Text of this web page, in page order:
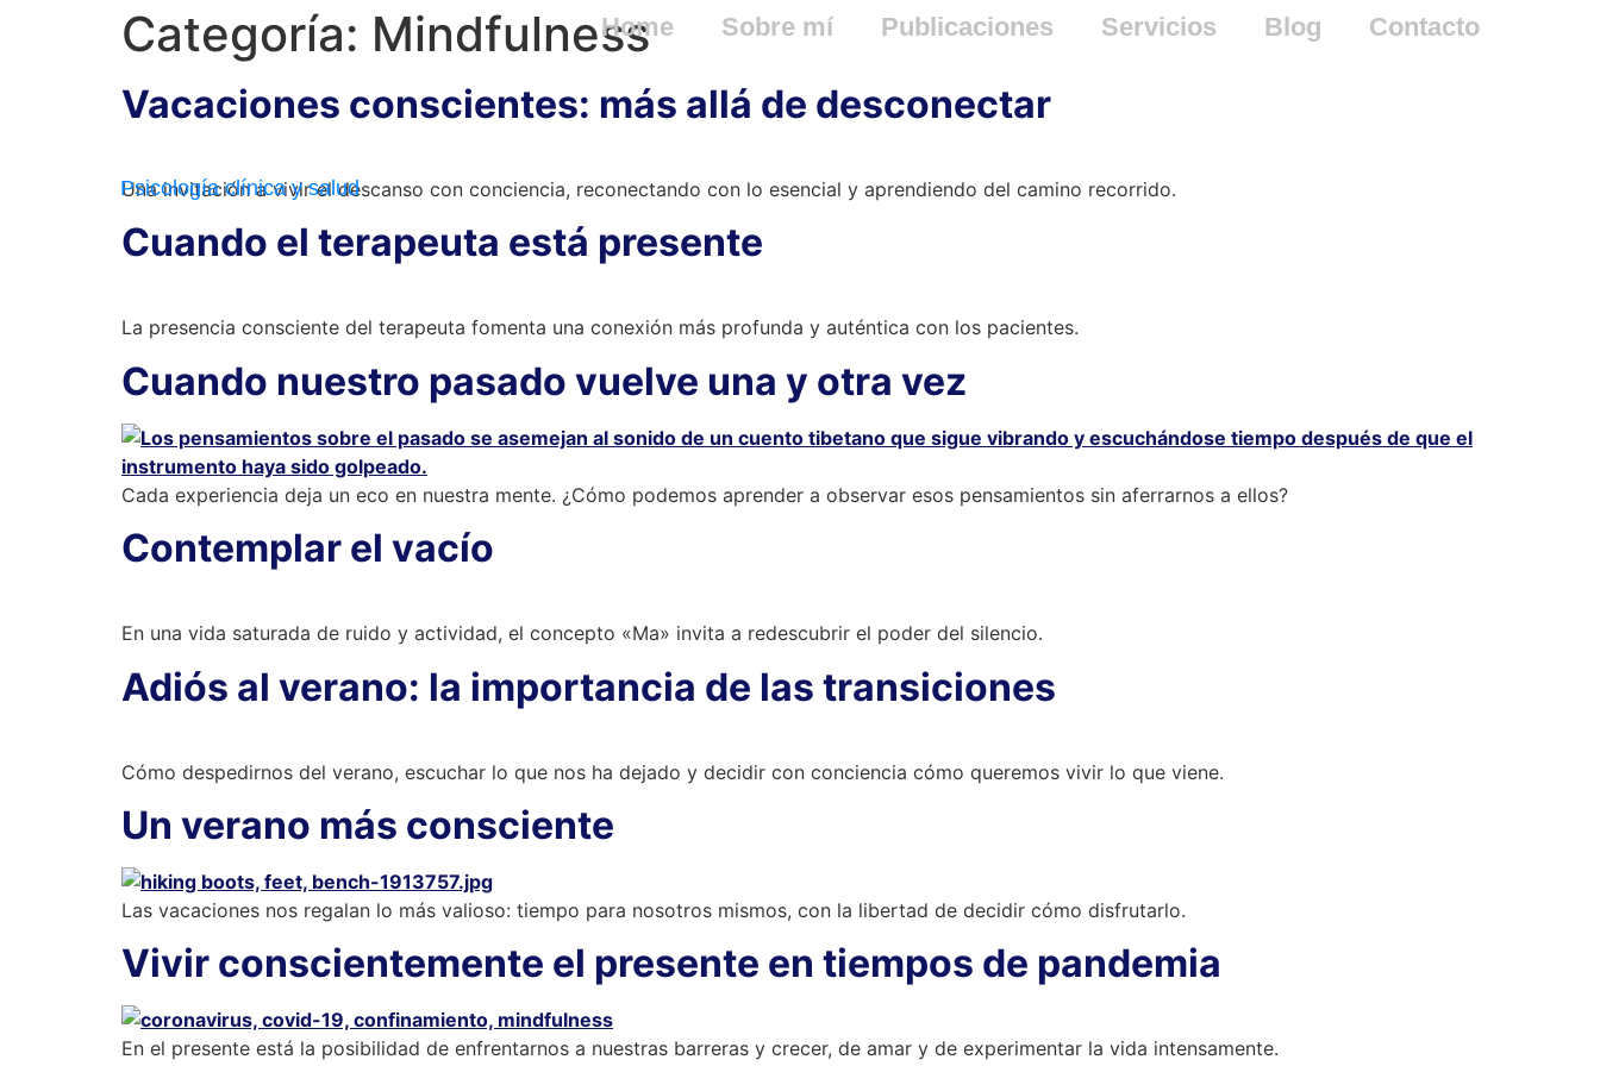
Psicología clínica y salud
Home Sobre mí Publicaciones Servicios Blog Contacto
Categoría: Mindfulness
Vacaciones conscientes: más allá de desconectar
Una invitación a vivir el descanso con conciencia, reconectando con lo esencial y aprendiendo del camino recorrido.
Cuando el terapeuta está presente
La presencia consciente del terapeuta fomenta una conexión más profunda y auténtica con los pacientes.
Cuando nuestro pasado vuelve una y otra vez
Cada experiencia deja un eco en nuestra mente. ¿Cómo podemos aprender a observar esos pensamientos sin aferrarnos a ellos?
Contemplar el vacío
En una vida saturada de ruido y actividad, el concepto «Ma» invita a redescubrir el poder del silencio.
Adiós al verano: la importancia de las transiciones
Cómo despedirnos del verano, escuchar lo que nos ha dejado y decidir con conciencia cómo queremos vivir lo que viene.
Un verano más consciente
Las vacaciones nos regalan lo más valioso: tiempo para nosotros mismos, con la libertad de decidir cómo disfrutarlo.
Vivir conscientemente el presente en tiempos de pandemia
En el presente está la posibilidad de enfrentarnos a nuestras barreras y crecer, de amar y de experimentar la vida intensamente.